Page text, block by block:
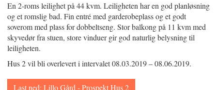
En 2-roms leilighet på 44 kvm. Leiligheten har en god planløsning
og et romslig bad. Fin entré med garderobeplass og et godt
soverom med plass for dobbeltseng. Stor balkong på 11 kvm med
skyvedør fra stuen, store vinduer gir god naturlig belysning til
leiligheten.
Hus 2 vil bli overlevert i intervalet 08.03.2019 – 08.06.2019.
Last ned: Lillo Gård - Prospekt Hus 2